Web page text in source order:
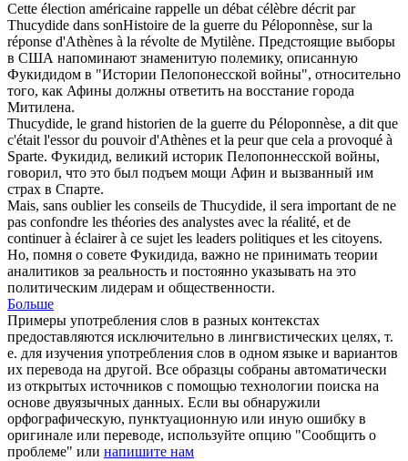
Cette élection américaine rappelle un débat célèbre décrit par
Thucydide dans sonHistoire de la guerre du Péloponnèse, sur la
réponse d'Athènes à la révolte de Mytilène. Предстоящие выборы
в США напоминают знаменитую полемику, описанную
Фукидидом в "Истории Пелопонесской войны", относительно
того, как Афины должны ответить на восстание города
Митилена.
Thucydide, le grand historien de la guerre du Péloponnèse, a dit que
c'était l'essor du pouvoir d'Athènes et la peur que cela a provoqué à
Sparte. Фукидид, великий историк Пелопоннесской войны,
говорил, что это был подъем мощи Афин и вызванный им
страх в Спарте.
Mais, sans oublier les conseils de Thucydide, il sera important de ne
pas confondre les théories des analystes avec la réalité, et de
continuer à éclairer à ce sujet les leaders politiques et les citoyens.
Но, помня о совете Фукидида, важно не принимать теории
аналитиков за реальность и постоянно указывать на это
политическим лидерам и общественности.
Больше
Примеры употребления слов в разных контекстах
предоставляются исключительно в лингвистических целях, т.
е. для изучения употребления слов в одном языке и вариантов
их перевода на другой. Все образцы собраны автоматически
из открытых источников с помощью технологии поиска на
основе двуязычных данных. Если вы обнаружили
орфографическую, пунктуационную или иную ошибку в
оригинале или переводе, используйте опцию "Сообщить о
проблеме" или напишите нам